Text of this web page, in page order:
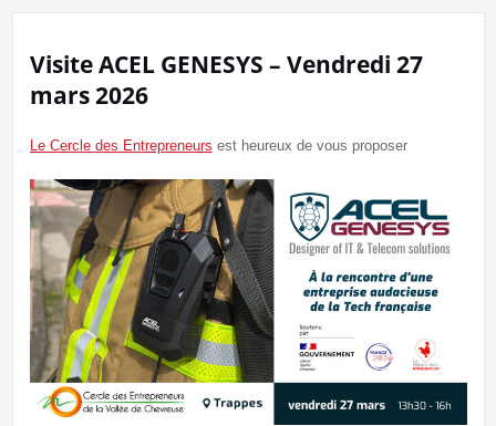
Visite ACEL GENESYS – Vendredi 27
mars 2026
Le Cercle des Entrepreneurs est heureux de vous proposer